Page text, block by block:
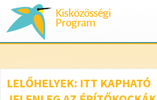
Kisközösségi
Program
LELŐHELYEK: ITT KAPHATÓ